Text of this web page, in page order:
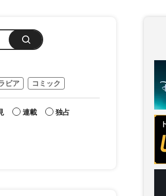
ビア コミック
連載
独占